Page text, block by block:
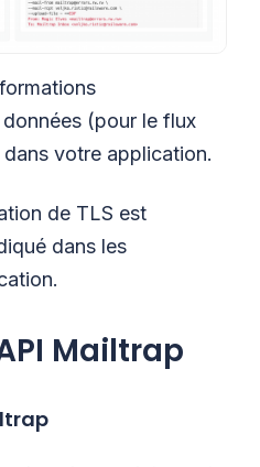
(pour le flux
votre application.
de TLS est
dans les
Mailtrap